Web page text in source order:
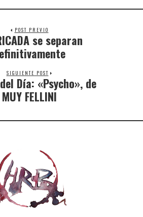
POST PREVIO
se separan
SIGUIENTE POST
Día: «Psycho», de
MUY FELLINI